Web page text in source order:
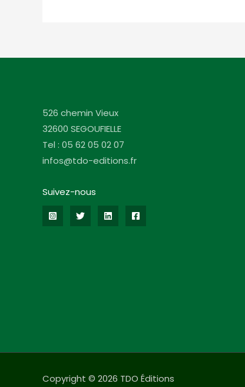
526 chemin Vieux
32600 SEGOUFIELLE
Tel : 05 62 05 02 07
infos@tdo-editions.fr
Suivez-nous
Copyright © 2026 TDO Éditions